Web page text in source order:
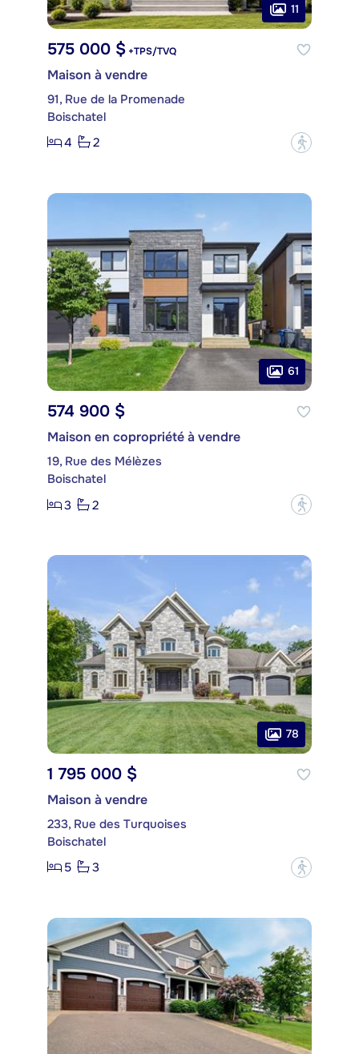
11
575 000 $ +TPS/TVQ
Maison à vendre
91, Rue de la Promenade
Boischatel
4
2 ?
61
574 900 $
Maison en copropriété à vendre
19, Rue des Mélèzes
Boischatel
3
2 ?
78
1 795 000 $
Maison à vendre
233, Rue des Turquoises
Boischatel
5
3 ?